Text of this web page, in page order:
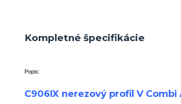
Kompletné špecifikácie
Popis:
C906IX nerezový profil V